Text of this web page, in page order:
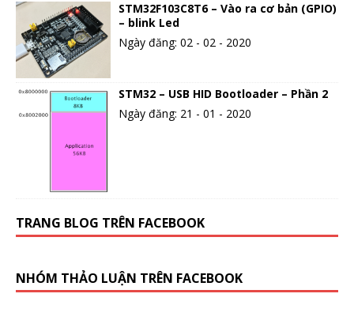
STM32F103C8T6 – Vào ra cơ bản (GPIO)
– blink Led
Ngày đăng: 02 - 02 - 2020
STM32 – USB HID Bootloader – Phần 2
Ngày đăng: 21 - 01 - 2020
TRANG BLOG TRÊN FACEBOOK
NHÓM THẢO LUẬN TRÊN FACEBOOK